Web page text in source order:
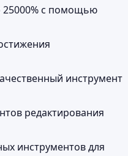
25000% с помощью
инструмент
редактирования
инструментов для